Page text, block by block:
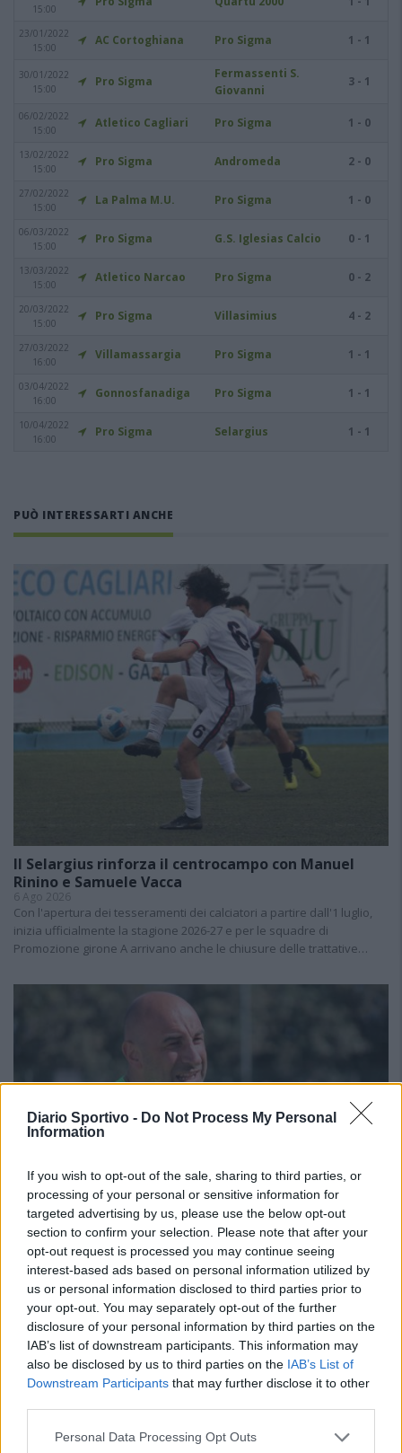
Diario Sportivo - Do Not Process My Personal
Information
If you wish to opt-out of the sale, sharing to third parties, or
processing of your personal or sensitive information for
targeted advertising by us, please use the below opt-out
section to confirm your selection. Please note that after your
opt-out request is processed you may continue seeing
interest-based ads based on personal information utilized by
us or personal information disclosed to third parties prior to
your opt-out. You may separately opt-out of the further
disclosure of your personal information by third parties on the
IAB’s list of downstream participants. This information may
also be disclosed by us to third parties on the IAB’s List of
Downstream Participants that may further disclose it to other
Personal Data Processing Opt Outs
15:00
23/01/2022
15:00
AC Cortoghiana Pro Sigma 1 - 1
30/01/2022
15:00
Pro Sigma
Fermassenti S.
Giovanni
3 - 1
06/02/2022
15:00
Atletico Cagliari Pro Sigma 1 - 0
13/02/2022
15:00
Pro Sigma Andromeda 2 - 0
27/02/2022
15:00
La Palma M.U. Pro Sigma 1 - 0
06/03/2022
15:00
Pro Sigma G.S. Iglesias Calcio 0 - 1
13/03/2022
15:00
Atletico Narcao Pro Sigma 0 - 2
20/03/2022
15:00
Pro Sigma Villasimius 4 - 2
27/03/2022
16:00
Villamassargia Pro Sigma 1 - 1
03/04/2022
16:00
Gonnosfanadiga Pro Sigma 1 - 1
10/04/2022
16:00
Pro Sigma Selargius 1 - 1
PUÒ INTERESSARTI ANCHE
Il Selargius rinforza il centrocampo con Manuel
Rinino e Samuele Vacca
6 Ago 2026
Con l'apertura dei tesseramenti dei calciatori a partire dall'1 luglio,
inizia ufficialmente la stagione 2026-27 e per le squadre di
Promozione girone A arrivano anche le chiusure delle trattative…
Il Buddusò in mani sicure con Mario Fadda, il Monte
Alma riparte da Ivano Falchi
5 Ago 2026
Con l'apertura dei tesseramenti dei calciatori a partire dall'1 luglio,
inizia ufficialmente la stagione 2026-27 e per le squadre di
Promozione girone B arrivano anche le chiusure delle trattative…
Coppa Italia: gli accoppiamenti dei 16esimi di
Macomer